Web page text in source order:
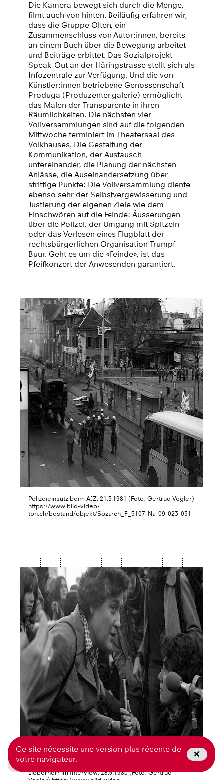
Die Kamera bewegt sich durch die Menge,
filmt auch von hinten. Beiläufig erfahren wir,
dass die Gruppe Olten, ein
Zusammenschluss von Autor:innen, bereits
an einem Buch über die Bewegung arbeitet
und Beiträge erbittet. Das Sozialprojekt
Speak-Out an der Häringstrasse stellt sich als
Infozentrale zur Verfügung. Und die von
Künstler:innen betriebene Genossenschaft
Produga (Produzentengalerie) ermöglicht
das Malen der Transparente in ihren
Räumlichkeiten. Die nächsten vier
Vollversammlungen sind auf die folgenden
Mittwoche terminiert im Theatersaal des
Volkhauses. Die Gestaltung der
Kommunikation, der Austausch
untereinander, die Planung der nächsten
Anlässe, die Auseinandersetzung über
strittige Punkte: Die Vollversammlung diente
ebenso sehr der Selbstvergewisserung und
Justierung der eigenen Ziele wie dem
Einschwören auf die Feinde: Äusserungen
über die Polizei, der Umgang mit Spitzeln
oder das Verlesen eines Flugblatt der
rechtsbürgerlichen Organisation Trumpf-
Buur. Geht es um die «Feinde», ist das
Pfeifkonzert der Anwesenden garantiert.
Polizeieinsatz beim AJZ, 21.3.1981 (Foto: Gertrud Vogler)
https://www.bild-video-
ton.ch/bestand/objekt/Sozarch_F_5107-Na-09-023-031
AJZ-Eröffnung: Die zuständige Stadträtin Emilie
Lieberherr im Interview, 28.6.1980 (Foto: Gertrud
Télecharger l'article en PDF
Ce site nécessite une version plus récente de
votre navigateur.